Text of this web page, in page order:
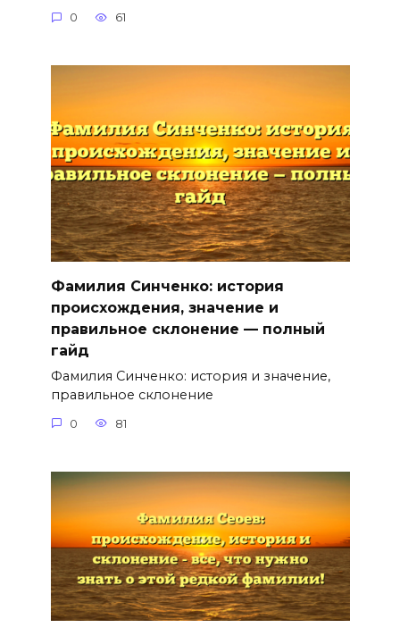
0 61
Фамилия Синченко: история
происхождения, значение и
правильное склонение — полный
гайд
Фамилия Синченко: история и значение,
правильное склонение
0 81